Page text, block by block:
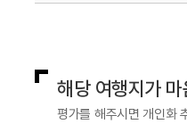
해당 여행지가
평가를 해주시면 개인화